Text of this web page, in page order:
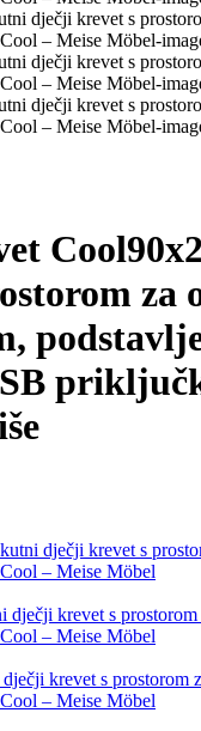
Cool
za
dječji krevet s
– Meise Möbel
dječji krevet s prostorom
– Meise Möbel
krevet s prostorom
– Meise Möbel